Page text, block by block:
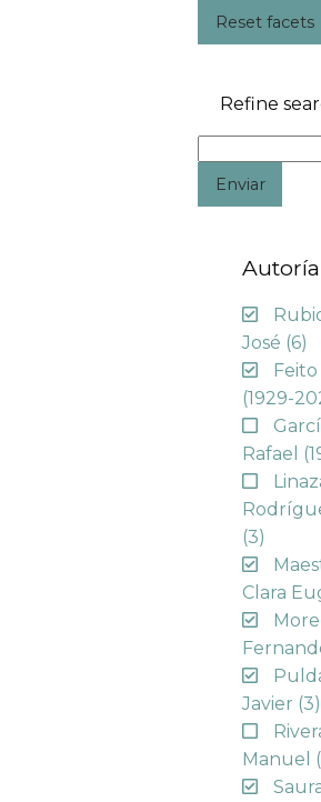
Reset facets
Refine
Enviar
Autoría
José (6)
Feito
(1929-
Rafael
(3)
Clara
Javier (3)
Manuel